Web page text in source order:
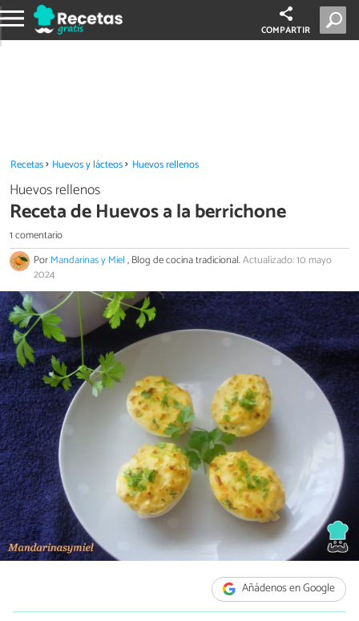
COMPARTIR
Recetas Huevos y lácteos Huevos rellenos
Huevos rellenos
Receta de Huevos a la berrichone
1 comentario
PorMandarinas y Miel, Blog de cocina tradicional.Actualizado: 10 mayo
2024
Añádenos en Google